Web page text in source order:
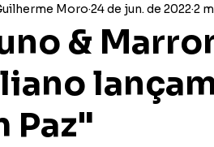
&
Paz"
Moro 24 de jun. de 2022 2